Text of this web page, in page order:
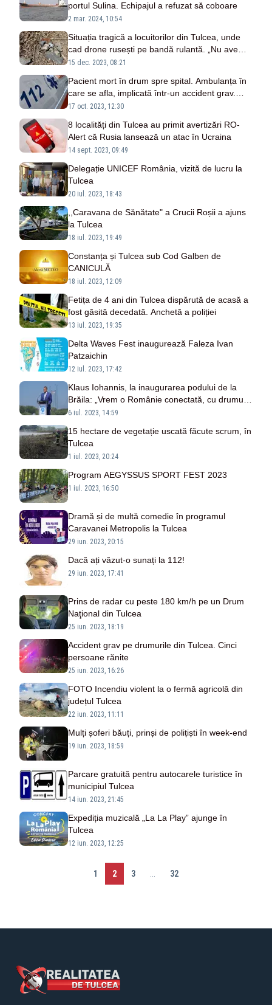
portul Sulina. Echipajul a refuzat să coboare
2 mar. 2024, 10:54
Situația tragică a locuitorilor din Tulcea, unde
cad drone rusești pe bandă rulantă. „Nu avem
adăposturi pentru situaţii de urgenţă”
15 dec. 2023, 08:21
Pacient mort în drum spre spital. Ambulanța în
care se afla, implicată într-un accident grav.
Traficul, deviat pe un drum forestier
17 oct. 2023, 12:30
8 localități din Tulcea au primit avertizări RO-
Alert că Rusia lansează un atac în Ucraina
14 sept. 2023, 09:49
Delegație UNICEF România, vizită de lucru la
Tulcea
20 iul. 2023, 18:43
,,Caravana de Sănătate" a Crucii Roșii a ajuns
la Tulcea
18 iul. 2023, 19:49
Constanța și Tulcea sub Cod Galben de
CANICULĂ
18 iul. 2023, 12:09
Fetița de 4 ani din Tulcea dispărută de acasă a
fost găsită decedată. Anchetă a poliției
13 iul. 2023, 19:35
Delta Waves Fest inaugurează Faleza Ivan
Patzaichin
12 iul. 2023, 17:42
Klaus Iohannis, la inaugurarea podului de la
Brăila: „Vrem o Românie conectată, cu drumuri
mai bune”
6 iul. 2023, 14:59
15 hectare de vegetație uscată făcute scrum, în
Tulcea
1 iul. 2023, 20:24
Program AEGYSSUS SPORT FEST 2023
1 iul. 2023, 16:50
Dramă și de multă comedie în programul
Caravanei Metropolis la Tulcea
29 iun. 2023, 20:15
Dacă ați văzut-o sunați la 112!
29 iun. 2023, 17:41
Prins de radar cu peste 180 km/h pe un Drum
Naţional din Tulcea
25 iun. 2023, 18:19
Accident grav pe drumurile din Tulcea. Cinci
persoane rănite
25 iun. 2023, 16:26
FOTO Incendiu violent la o fermă agricolă din
județul Tulcea
22 iun. 2023, 11:11
Mulți șoferi băuți, prinși de polițiști în week-end
19 iun. 2023, 18:59
Parcare gratuită pentru autocarele turistice în
municipiul Tulcea
14 iun. 2023, 21:45
Expediția muzicală „La La Play” ajunge în
Tulcea
12 iun. 2023, 12:25
1 2 3 32